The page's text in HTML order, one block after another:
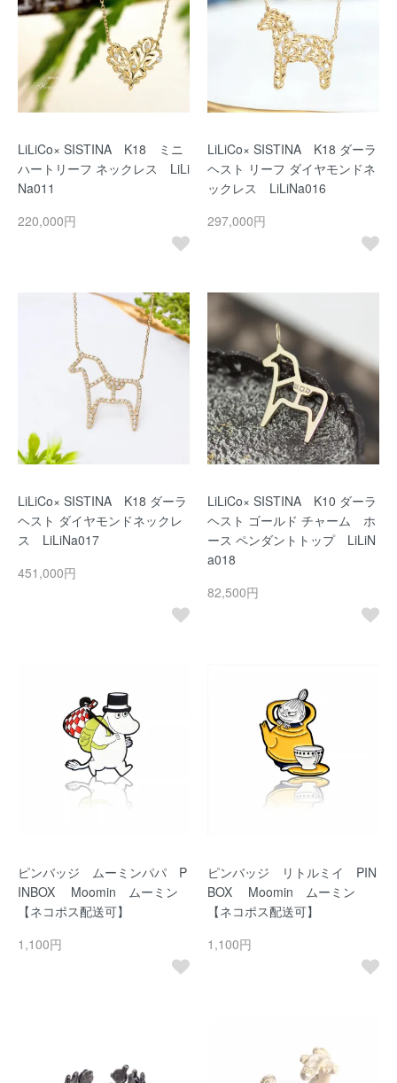
LiLiCo× SISTINA K18 ミニ
ハートリーフ ネックレス LiLi
Na011
220,000円
LiLiCo× SISTINA K18 ダーラ
ヘスト リーフ ダイヤモンドネ
ックレス LiLiNa016
297,000円
LiLiCo× SISTINA K18 ダーラ
ヘスト ダイヤモンドネックレ
ス LiLiNa017
451,000円
LiLiCo× SISTINA K10 ダーラ
ヘスト ゴールド チャーム ホ
ース ペンダントトップ LiLiN
a018
82,500円
ピンバッジ ムーミンパパ P
INBOX Moomin ムーミン
【ネコポス配送可】
1,100円
ピンバッジ リトルミイ PIN
BOX Moomin ムーミン
【ネコポス配送可】
1,100円